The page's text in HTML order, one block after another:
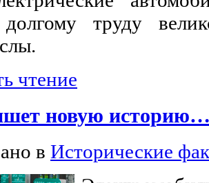
долгому труду
чтение
новую
в Исторические